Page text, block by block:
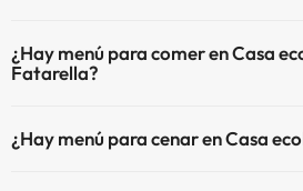
movilidad reducida.
¿Hay menú para comer en Casa
Fatarella?
comida tipo menú.
¿Hay menú para cenar en Casa